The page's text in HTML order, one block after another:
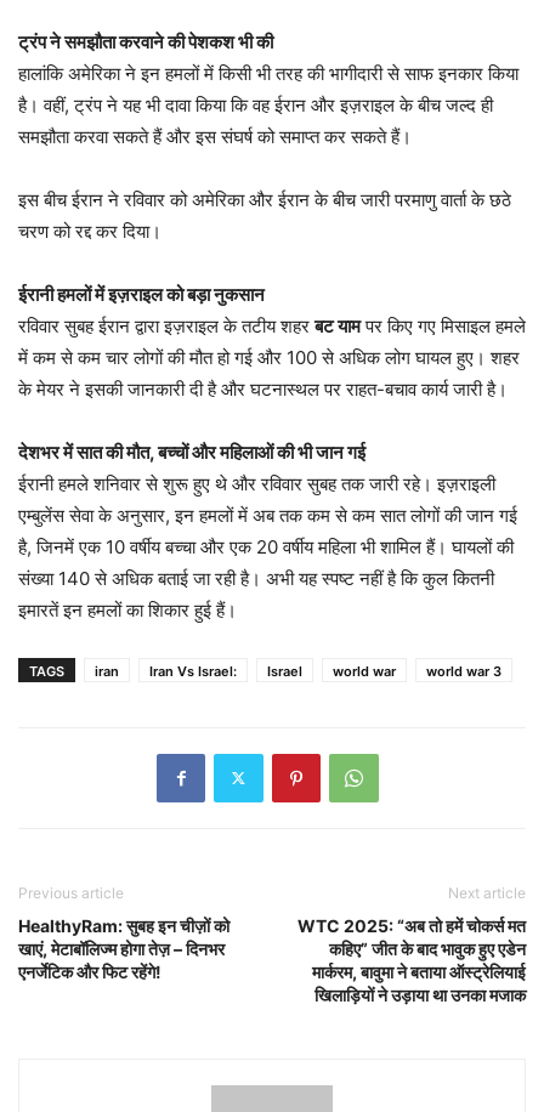
ट्रंप ने समझौता करवाने की पेशकश भी की
हालांकि अमेरिका ने इन हमलों में किसी भी तरह की भागीदारी से साफ इनकार किया
है। वहीं, ट्रंप ने यह भी दावा किया कि वह ईरान और इज़राइल के बीच जल्द ही
समझौता करवा सकते हैं और इस संघर्ष को समाप्त कर सकते हैं।
इस बीच ईरान ने रविवार को अमेरिका और ईरान के बीच जारी परमाणु वार्ता के छठे
चरण को रद्द कर दिया।
ईरानी हमलों में इज़राइल को बड़ा नुकसान
रविवार सुबह ईरान द्वारा इज़राइल के तटीय शहरबट यामपर किए गए मिसाइल हमले
में कम से कम चार लोगों की मौत हो गई और 100 से अधिक लोग घायल हुए। शहर
के मेयर ने इसकी जानकारी दी है और घटनास्थल पर राहत-बचाव कार्य जारी है।
देशभर में सात की मौत, बच्चों और महिलाओं की भी जान गई
ईरानी हमले शनिवार से शुरू हुए थे और रविवार सुबह तक जारी रहे। इज़राइली
एम्बुलेंस सेवा के अनुसार, इन हमलों में अब तक कम से कम सात लोगों की जान गई
है, जिनमें एक 10 वर्षीय बच्चा और एक 20 वर्षीय महिला भी शामिल हैं। घायलों की
संख्या 140 से अधिक बताई जा रही है। अभी यह स्पष्ट नहीं है कि कुल कितनी
इमारतें इन हमलों का शिकार हुई हैं।
TAGS iran Iran Vs Israel: Israel world war world war 3
Previous article
HealthyRam: सुबह इन चीज़ों को
खाएं, मेटाबॉलिज्म होगा तेज़ – दिनभर
एनर्जेटिक और फिट रहेंगे!
Next article
WTC 2025: “अब तो हमें चोकर्स मत
कहिए” जीत के बाद भावुक हुए एडेन
मार्करम, बावुमा ने बताया ऑस्ट्रेलियाई
खिलाड़ियों ने उड़ाया था उनका मजाक